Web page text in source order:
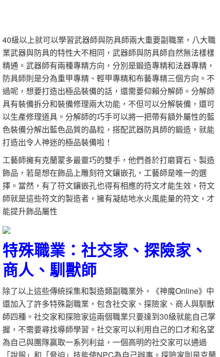
40級以上就可以學習武器師與防具師兩大重要副職業，八大職
業武器與防具的特性大不相同，武器師與防具師自然無法樣樣
精通。武器師有兩種專精方向，分別是鍛造專精和法器專精，
防具師則是分為重甲專精、輕甲專精和布藝專精三個方向。不
過呢，想要打造出極品裝備的話，還需要仰賴分解師。分解師
具有裝備拆分和裝備修理兩大功能，不但可以分解裝備，還可
以生產修理道具。分解師的巧手可以將一把帶有額外屬性的藍
色裝備分解出藍色品質的晶粒，搭配武器防具師的鍛造，就能
打造出令人神迷的極品裝備啦！
工藝師擁有克蘭蒙多最靈巧的雙手，他們善於打磨寶石、製造
飾品，若是想在飾品上雕刻符文鑲嵌孔，工藝師是唯一的選
擇。當然，有了符文鑲嵌孔也得有相應的符文才能生效，符文
師就是這些符文的製造者，擁有凝結地水火風能量的符文，才
能提升飾品屬性
特殊職業：社交家、探險家、
商人、馴獸師
除了以上這些傳統採集和製造類副職業外，《神魔Online》中
還加入了許多特殊副職業，包含社交家、探險家、商人與馴獸
師四種。社交家和探險家這兩個職業只要達到30級就能自己掌
握，不需要尋找導師學習。社交家可以利用自己的口才和名望
為自己與團隊贏取一系列利益，一個高明的社交家可以通過